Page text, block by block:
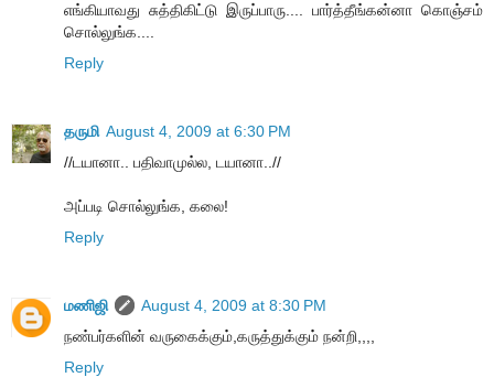
எங்கியாவது சுத்திகிட்டு இருப்பாரு.... பார்த்தீங்கன்னா கொஞ்சம்
சொல்லுங்க....
Reply
தருமி August 4, 2009 at 6:30 PM
//டயானா.. பதிவாமுல்ல, டயானா..//
அப்படி சொல்லுங்க, கலை!
Reply
மணிஜி
August 4, 2009 at 8:30 PM
நண்பர்களின் வருகைக்கும்,கருத்துக்கும் நன்றி,,,,
Reply